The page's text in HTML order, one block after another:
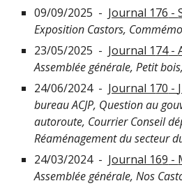
09/09/2025 - Journal 176 -
Exposition Castors,
23/05/2025 - Journal 174-
Assemblée générale,Petit
24/06/2024 - Journal 170 -
bureau ACJP, Question au
autoroute, Courrier Conseil
Réaménagement du secteur
24/03/2024- Journal 169 -
Assemblée générale, Nos